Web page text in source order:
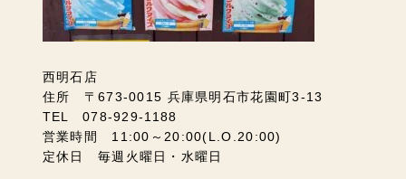
西明石店
住所 〒673-0015 兵庫県明石市花園町3-13
TEL 078-929-1188
営業時間 11:00～20:00(L.O.20:00)
定休日 毎週火曜日・水曜日